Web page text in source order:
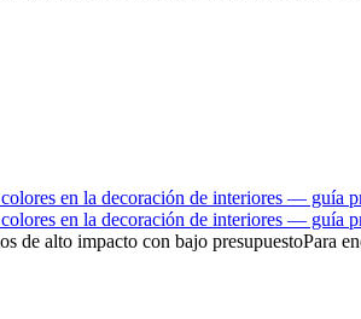
en la decoración de interiores — guía
en la decoración de interiores — guía
de alto impacto con bajo presupuestoPara